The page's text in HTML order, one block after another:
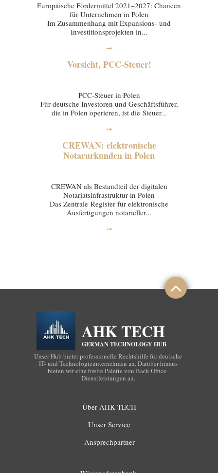
Europäische Fördermittel 2021–2027: Chancen
für Unternehmen in Polen
Im Zusammenhang mit Expansions- und
Investitionsprojekten in...
➞
Vorsicht, PCC-Steuer!
PCC-Steuer in Polen
Für deutsche Investoren und Geschäftsführer,
die in Polen operieren, ist die Steuer...
➞
CREWAN: elektronische
Notarurkunden in Polen
CREWAN als Bestandteil der digitalen
Notariatsinfrastruktur in Polen
Das Zentrale Register für elektronische
Ausfertigungen notarieller...
➞
AHK TECH
GERMAN TECHNOLOGY HUB
Unser Hub bietet professionelle Rechtshilfe für deutsche
IT- und Technologieunternehmen an. Darüber hinaus
bieten wir eine breite Palette von Back-Office-
Dienstleistungen an.
Über AHK TECH
Unser Service
Ansprechpartner